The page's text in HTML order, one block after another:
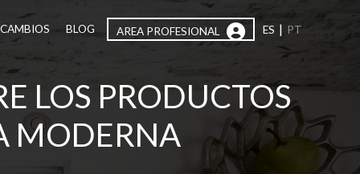
BLOG AREA PROFESIONAL ES | PT
LOS PRODUCTOS
MODERNA